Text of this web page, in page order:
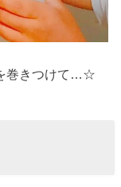
巻きつけて…☆